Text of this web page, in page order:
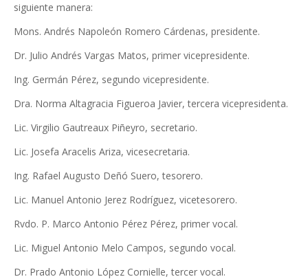
siguiente manera:
Mons. Andrés Napoleón Romero Cárdenas, presidente.
Dr. Julio Andrés Vargas Matos, primer vicepresidente.
Ing. Germán Pérez, segundo vicepresidente.
Dra. Norma Altagracia Figueroa Javier, tercera vicepresidenta.
Lic. Virgilio Gautreaux Piñeyro, secretario.
Lic. Josefa Aracelis Ariza, vicesecretaria.
Ing. Rafael Augusto Deñó Suero, tesorero.
Lic. Manuel Antonio Jerez Rodríguez, vicetesorero.
Rvdo. P. Marco Antonio Pérez Pérez, primer vocal.
Lic. Miguel Antonio Melo Campos, segundo vocal.
Dr. Prado Antonio López Cornielle, tercer vocal.